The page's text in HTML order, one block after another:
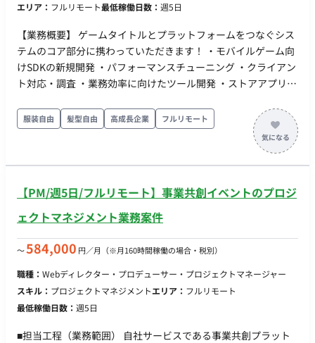
エリア： フルリモート最低稼働日数： 週5日
【業務概要】 ゲームタイトルとプラットフォームをつなぐシス
テムのコア部分に携わっていただきます！ ・モバイルゲーム向
けSDKの新規開発 ・パフォーマンスチューニング ・クライアン
ト対応・調査 ・業務効率に向けたツール開発 ・ストアアプリの
エンジニア ■開発環境、ツール 言語：Unity OS：Windows,Mac
コミュニケーションツール：Slack,GoogleMeet その他ツール：
服装自由 髪型自由 高成長企業 フルリモート
【PM/週5日/フルリモート】事業共創イベントのプロジ
ェクトマネジメント業務案件
〜584,000 円／月 （※月160時間稼働の場合・税別）
職種： Webディレクター・プロデューサー・プロジェクトマネージャー
スキル： プロジェクトマネジメントエリア： フルリモート
最低稼働日数： 週5日
■担当工程（業務範囲） 自社サービスである事業共創プラット